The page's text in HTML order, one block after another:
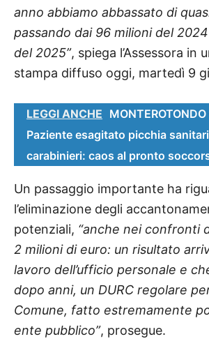
anno abbiamo abbassato di
passando dai 96 milioni del
del 2025”, spiega l’Assessora in
stampa diffuso oggi, martedì 9
LEGGI ANCHE
Paziente esagitato picchia
carabinieri: caos al pronto
Un passaggio importante ha
l’eliminazione degli
potenziali, “anche nei confronti
2 milioni di euro: un risultato
lavoro dell’ufficio personale e
dopo anni, un DURC regolare
Comune, fatto estremamente
ente pubblico”, prosegue.